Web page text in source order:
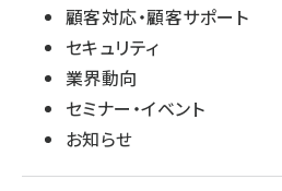
顧客対応・顧客サポート
セキュリティ
業界動向
セミナー・イベント
お知らせ